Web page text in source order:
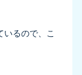
いるので、こ